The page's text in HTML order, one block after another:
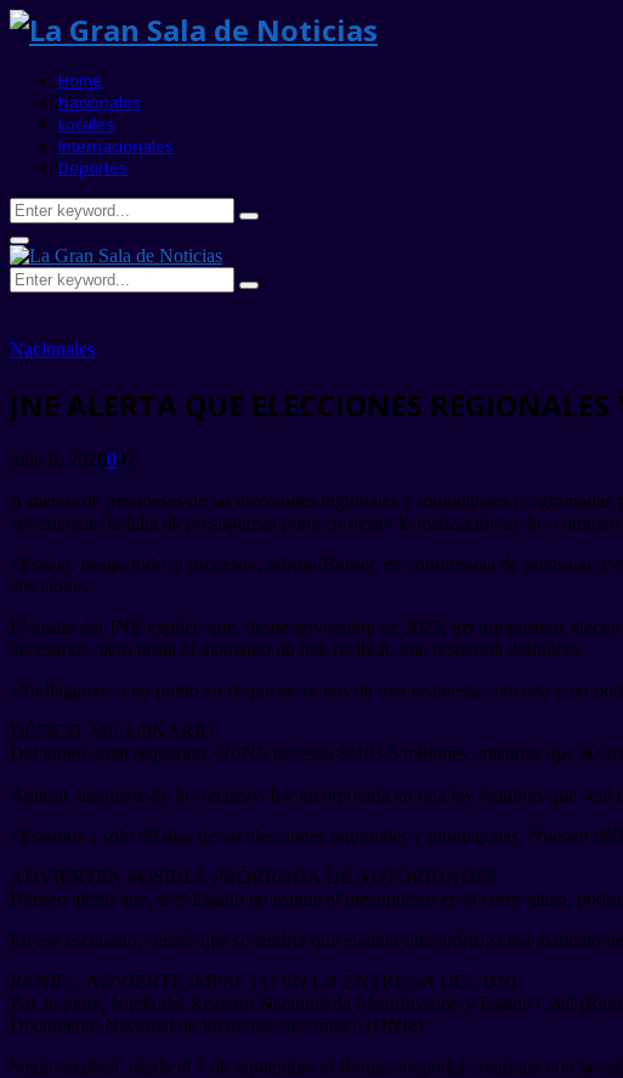
Home
Nacionales
Locales
Internacionales
Deportes
Search
for:
Search
Primary
Menu
Search
for:
Search
Nacionales
JNE ALERTA QUE ELECCIONES
julio 8, 2026042
A menos de tres meses de las elecciones regionales y municipales
advertencia: la falta de presupuesto pone en riesgo la realización de los
«Está en riesgo todo el proceso», afirmó Burneo en conferencia de prensa al
elecciones.
El titular del JNE explicó que, desde noviembre de 2025, los organismos
necesarios, pero hasta el momento no han recibido una respuesta definitiva.
«Ya llegamos a un punto en el que no se nos da una respuesta concreta y no
DÉFICIT MILLONARIO
Del monto total requerido, el JNE necesita S/103,5 millones, mientras que la
Aunque una parte de los recursos fue incorporada en una ley ómnibus que
«Estamos a solo 88 días de las elecciones regionales y municipales. Nuestro
ADVIERTEN POSIBLE PRÓRROGA DE AUTORIDADES
Burneo alertó que, si el Estado no asigna el presupuesto en el corto plazo,
En ese escenario, señaló que se tendría que evaluar una prórroga del mandato
RENIEC ADVIERTE IMPACTO EN LA ENTREGA DEL DNI
Por su parte, la jefa del Registro Nacional de Identificación y Estado Civil
Documento Nacional de Identidad electrónico (DNIe).
Según explicó, desde el 1 de septiembre el Reniec no podrá continuar con la